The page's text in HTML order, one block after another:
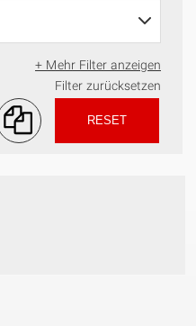
+ Mehr Filter anzeigen
Filter zurücksetzen
RESET